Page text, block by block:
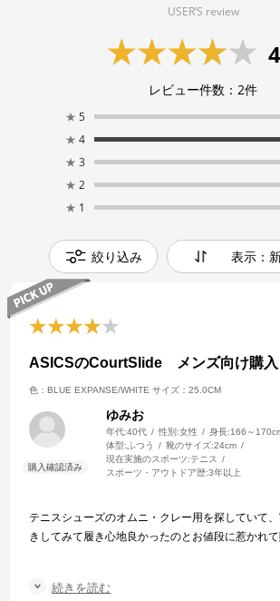
USER’S review
レビュー件数： 2件
★ 5
★ 4
★ 3
★ 2
★ 1
絞り込み 表示：
ASICSのCourtSlide メンズ向け購入
色：BLUE EXPANSE/WHITE サイズ：25.0CM
ゆみお
年代:40代 性別:女性 身長:166～
体型: ふつう 靴のサイズ:24cm
現在実施のスポーツ:テニス
スポーツ・アウトドア歴:3年以上
テニスシューズのオムニ・クレー用を探していて
きしてみて履き心地良かったのとお値段に惹かれて
購入のサイズ25にしました。
続きを読む